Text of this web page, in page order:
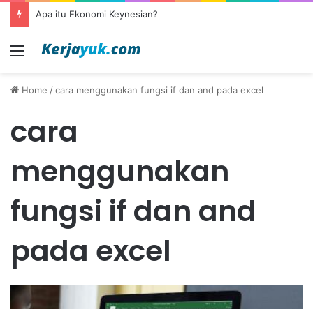
Apa itu Ekonomi Keynesian?
Menu
Home /cara menggunakan fungsi if dan and pada excel
cara
menggunakan
fungsi if dan and
pada excel